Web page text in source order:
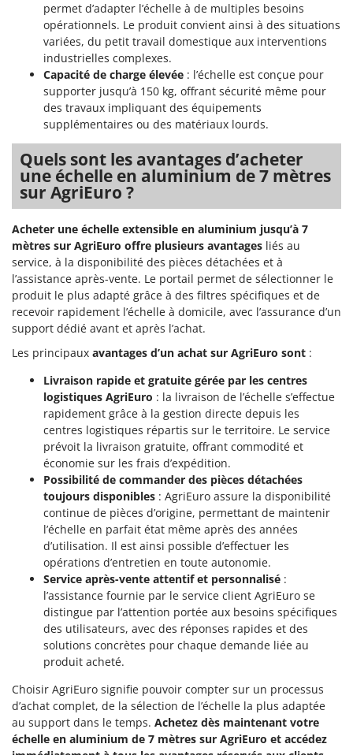
Marcato
Marina Systems
Master
Mastercook
Masterpro
McCulloch
MCH
Michelin
Mille
Minox
Mockmill
More than chef
MOSA
MOVA
New O.M.R.A.
Nilfisk
Ninja
Novatec
Novital
NuAir
NuovaFac
Officine Savioli
Oliviero
Olix
OMA
Omas
Ompagrill
Ooni
permet d’adapter l’échelle à de multiples besoins
opérationnels. Le produit convient ainsi à des situations
variées, du petit travail domestique aux interventions
industrielles complexes.
Capacité de charge élevée : l’échelle est conçue pour
supporter jusqu’à 150 kg, offrant sécurité même pour
des travaux impliquant des équipements
supplémentaires ou des matériaux lourds.
Quels sont les avantages d’acheter
une échelle en aluminium de 7 mètres
sur AgriEuro ?
Acheter une échelle extensible en aluminium jusqu’à 7
mètres sur AgriEuro offre plusieurs avantages liés au
service, à la disponibilité des pièces détachées et à
l’assistance après-vente. Le portail permet de sélectionner le
produit le plus adapté grâce à des filtres spécifiques et de
recevoir rapidement l’échelle à domicile, avec l’assurance d’un
support dédié avant et après l’achat.
Les principaux avantages d’un achat sur AgriEuro sont :
Livraison rapide et gratuite gérée par les centres
logistiques AgriEuro : la livraison de l’échelle s’effectue
rapidement grâce à la gestion directe depuis les
centres logistiques répartis sur le territoire. Le service
prévoit la livraison gratuite, offrant commodité et
économie sur les frais d’expédition.
Possibilité de commander des pièces détachées
toujours disponibles : AgriEuro assure la disponibilité
continue de pièces d’origine, permettant de maintenir
l’échelle en parfait état même après des années
d’utilisation. Il est ainsi possible d’effectuer les
opérations d’entretien en toute autonomie.
Service après-vente attentif et personnalisé :
l’assistance fournie par le service client AgriEuro se
distingue par l’attention portée aux besoins spécifiques
des utilisateurs, avec des réponses rapides et des
solutions concrètes pour chaque demande liée au
produit acheté.
Choisir AgriEuro signifie pouvoir compter sur un processus
d’achat complet, de la sélection de l’échelle la plus adaptée
au support dans le temps. Achetez dès maintenant votre
échelle en aluminium de 7 mètres sur AgriEuro et accédez